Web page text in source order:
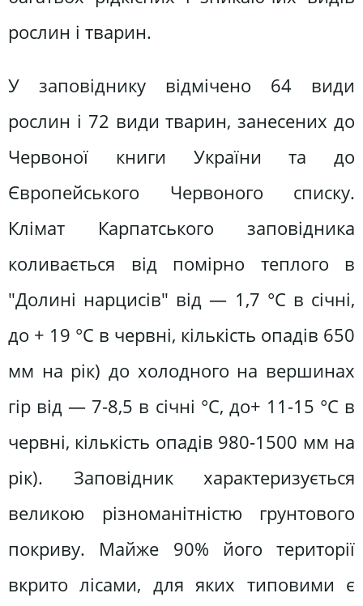
рослин і тварин.
У заповiднику вiдмiчено 64 види
рослин i 72 види тварин, занесених до
Червоної книги України та до
Європейського Червоного списку.
Клімат Карпатського заповідника
коливається від помірно теплого в
"Долині нарцисів" від — 1,7 °С в січні,
до + 19 °С в червні, кількість опадів 650
мм на рік) до холодного на вершинах
гір від — 7-8,5 в січні °С, до+ 11-15 °С в
червні, кількість опадів 980-1500 мм на
рік). Заповідник характеризується
великою різноманітністю грунтового
покриву. Майже 90% його територiї
вкрито лiсами, для яких типовими є